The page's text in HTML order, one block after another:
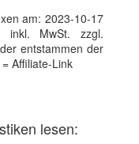
am: 2023-10-17
MwSt. zzgl.
entstammen der
Affiliate-Link
lesen: